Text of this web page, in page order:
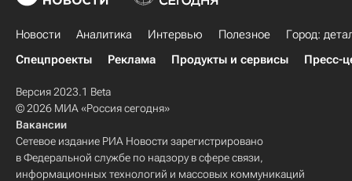
Новости Аналитика Интервью Полезное
Город:
Спецпроекты
Реклама Продукты и сервисы Пресс-
Версия 2023.1 Beta
© 2026 МИА «Россия сегодня»
Вакансии
Сетевое издание РИА Новости зарегистрировано
в Федеральной службе по надзору в сфере связи,
информационных технологий и массовых коммуникаций